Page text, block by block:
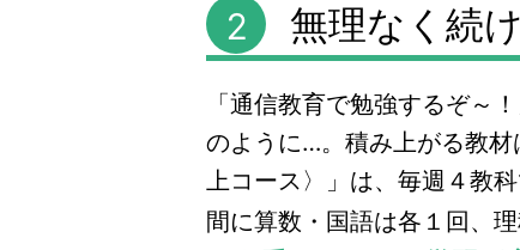
2 無理なく続
「通信教育で勉強するぞ～
のように…。積み上がる教材
上コース〉」は、毎週４教
間に算数・国語は各１回、